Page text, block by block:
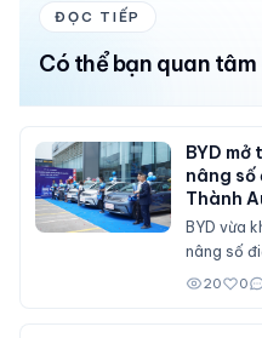
ĐỌC TIẾP
Có thể bạn quan tâm
BYD mở
nâng số
Thành
BYD vừa
nâng số
tại Hà Nội
20 0